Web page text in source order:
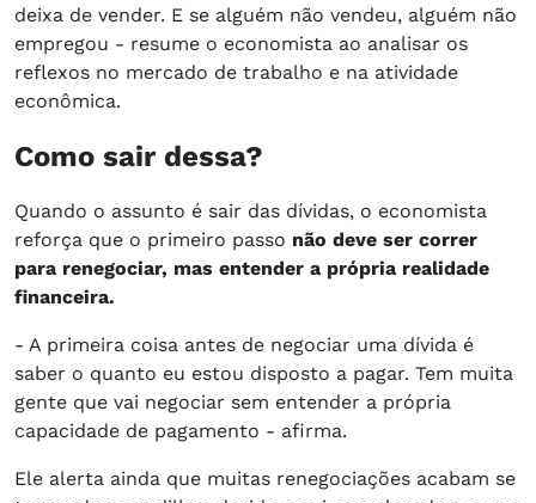
deixa de vender. E se alguém não vendeu, alguém não
empregou - resume o economista ao analisar os
reflexos no mercado de trabalho e na atividade
econômica.
Como sair dessa?
Quando o assunto é sair das dívidas, o economista
reforça que o primeiro passo não deve ser correr
para renegociar, mas entender a própria realidade
financeira.
- A primeira coisa antes de negociar uma dívida é
saber o quanto eu estou disposto a pagar. Tem muita
gente que vai negociar sem entender a própria
capacidade de pagamento - afirma.
Ele alerta ainda que muitas renegociações acabam se